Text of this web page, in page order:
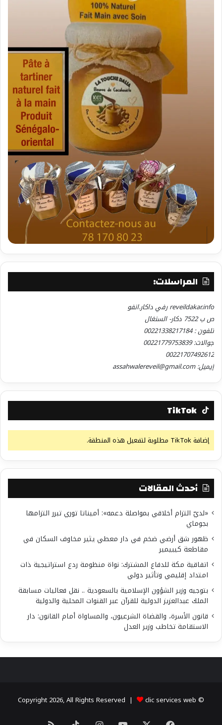
المراسلات:
reveildakar.info رفي داكار.انفو
ص ب 7522 دكار- السنغال
تلفون : 00221338217184
جوالات: 00221779753839
00221707492612
إيميل: assahwalereveil@gmail.com
TikTok
إضافة TikTok مطلوبة لتفعيل هذه المنطقة.
أحدث المقالات
«لديّ التزام أخلاقي بمواصلة دعمه»: أميناتا توري تبرر التزامها
بجوماي
ظهور شق أرضي ضخم في دار معطي يثير مخاوف السكان في
مقاطعة كيبيمير
اتفاقية مكة للدفاع المشترك: نواة منظومة ردع استراتيجية ذات
امتداد إقليمي وتأثير دولي
بتوجيه وزير الشؤون الإسلامية بالسعودية .. نقل فعاليات مسابقة
الملك عبدالعزيز الدولية للقرآن عبر القنوات المحلية والدولية
قانون الأسرة، والقضاة الشرعيون، والمساواة أمام القانون: دار
الاستقامة تخاطب وزير العدل
© Copyright 2026, All Rights Reserved |
clic services web